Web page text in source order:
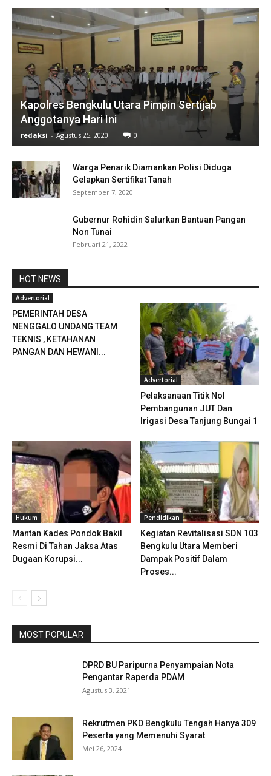
Kapolres Bengkulu Utara Pimpin Sertijab
Anggotanya Hari Ini
redaksi - Agustus 25, 2020 0
Warga Penarik Diamankan Polisi Diduga
Gelapkan Sertifikat Tanah
September 7, 2020
Gubernur Rohidin Salurkan Bantuan Pangan
Non Tunai
Februari 21, 2022
HOT NEWS
Advertorial
PEMERINTAH DESA
NENGGALO UNDANG TEAM
TEKNIS , KETAHANAN
PANGAN DAN HEWANI...
Advertorial
Pelaksanaan Titik Nol
Pembangunan JUT Dan
Irigasi Desa Tanjung Bungai 1
Hukum
Mantan Kades Pondok Bakil
Resmi Di Tahan Jaksa Atas
Dugaan Korupsi...
Pendidikan
Kegiatan Revitalisasi SDN 103
Bengkulu Utara Memberi
Dampak Positif Dalam
Proses...
MOST POPULAR
DPRD BU Paripurna Penyampaian Nota
Pengantar Raperda PDAM
Agustus 3, 2021
Rekrutmen PKD Bengkulu Tengah Hanya 309
Peserta yang Memenuhi Syarat
Mei 26, 2024